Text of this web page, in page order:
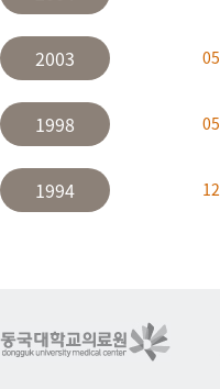
2003
1998
1994